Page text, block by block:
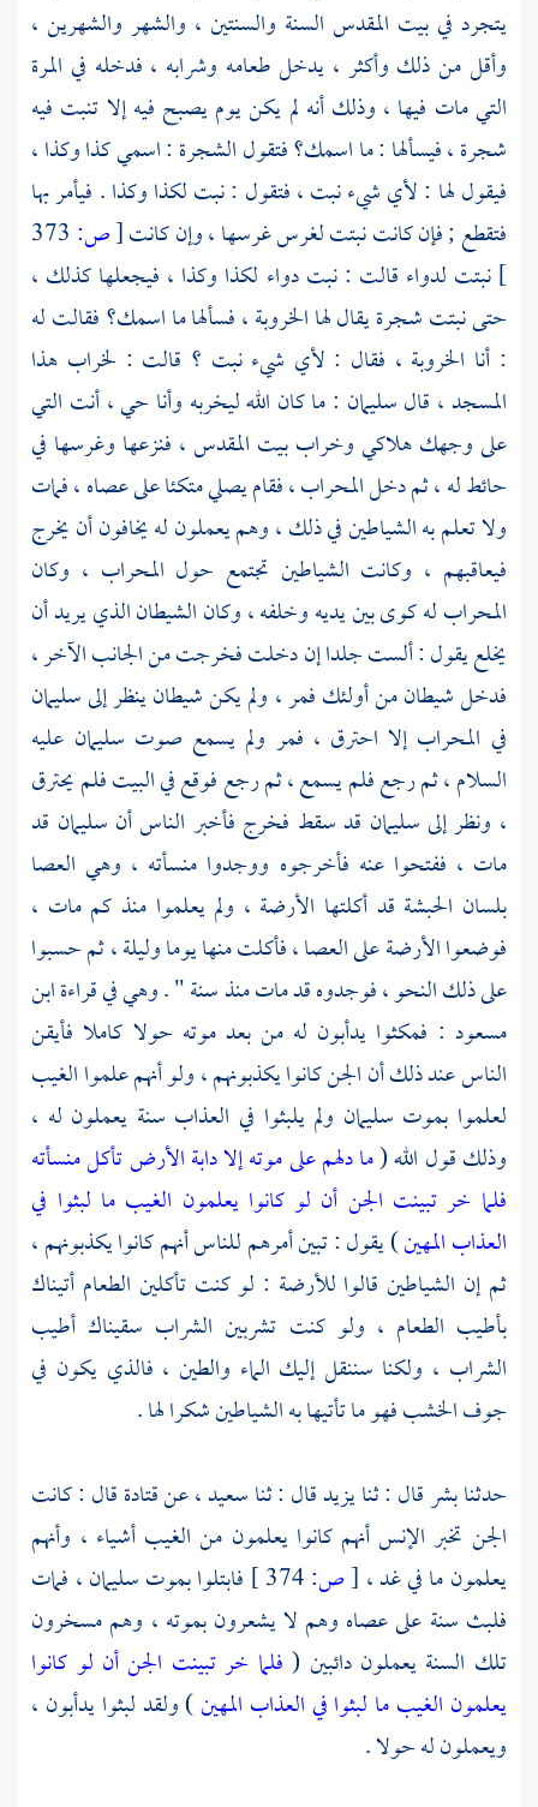
يتجرد في بيت المقدس السنة والسنتين ، والشهر والشهرين ،
وأقل من ذلك وأكثر ، يدخل طعامه وشرابه ، فدخله في المرة
التي مات فيها ، وذلك أنه لم يكن يوم يصبح فيه إلا تنبت فيه
شجرة ، فيسألها : ما اسمك؟ فتقول الشجرة : اسمي كذا وكذا ،
فيقول لها : لأي شيء نبت ، فتقول : نبت لكذا وكذا . فيأمر بها
فتقطع ; فإن كانت نبتت لغرس غرسها ، وإن كانت[ص: 373
]نبتت لدواء قالت : نبت دواء لكذا وكذا ، فيجعلها كذلك ،
حتى نبتت شجرة يقال لها الخروبة ، فسألها ما اسمك؟ فقالت له
: أنا الخروبة ، فقال : لأي شيء نبت ؟ قالت : لخراب هذا
المسجد ، قالسليمان : ما كان الله ليخربه وأنا حي ، أنت التي
على وجهك هلاكي وخراببيت المقدس ، فنزعها وغرسها في
حائط له ، ثم دخل المحراب ، فقام يصلي متكئا على عصاه ، فمات
ولا تعلم به الشياطين في ذلك ، وهم يعملون له يخافون أن يخرج
فيعاقبهم ، وكانت الشياطين تجتمع حول المحراب ، وكان
المحراب له كوى بين يديه وخلفه ، وكان الشيطان الذي يريد أن
يخلع يقول : ألست جلدا إن دخلت فخرجت من الجانب الآخر ،
فدخل شيطان من أولئك فمر ، ولم يكن شيطان ينظر إلىسليمان
في المحراب إلا احترق ، فمر ولم يسمع صوت سليمان عليه
السلام ، ثم رجع فلم يسمع ، ثم رجع فوقع في البيت فلم يحترق
، ونظر إلىسليمان قد سقط فخرج فأخبر الناس أن سليمان قد
مات ، ففتحوا عنه فأخرجوه ووجدوا منسأته ، وهي العصا
بلسان الحبشة قد أكلتها الأرضة ، ولم يعلموا منذ كم مات ،
فوضعوا الأرضة على العصا ، فأكلت منها يوما وليلة ، ثم حسبوا
على ذلك النحو ، فوجدوه قد مات منذ سنة " . وهي في قراءةابن
مسعود : فمكثوا يدأبون له من بعد موته حولا كاملا فأيقن
الناس عند ذلك أن الجن كانوا يكذبونهم ، ولو أنهم علموا الغيب
لعلموا بموت سليمان ولم يلبثوا في العذاب سنة يعملون له ،
وذلك قول الله (ما دلهم على موته إلا دابة الأرض تأكل منسأته
فلما خر تبينت الجن أن لو كانوا يعلمون الغيب ما لبثوا في
العذاب المهين) يقول : تبين أمرهم للناس أنهم كانوا يكذبونهم ،
ثم إن الشياطين قالوا للأرضة : لو كنت تأكلين الطعام أتيناك
بأطيب الطعام ، ولو كنت تشربين الشراب سقيناك أطيب
الشراب ، ولكنا سننقل إليك الماء والطين ، فالذي يكون في
جوف الخشب فهو ما تأتيها به الشياطين شكرا لها .
حدثنابشرقال : ثنايزيدقال : ثناسعيد ،عنقتادةقال : كانت
الجن تخبر الإنس أنهم كانوا يعلمون من الغيب أشياء ، وأنهم
يعلمون ما في غد ، [ص: فابتلوا بموتسليمان ، فمات
فلبث سنة على عصاه وهم لا يشعرون بموته ، وهم مسخرون
تلك السنة يعملون دائبين ( فلما خر تبينت الجن أن لو كانوا
يعلمون الغيب ما لبثوا في العذاب المهين) ولقد لبثوا يدأبون ،
ويعملون له حولا .